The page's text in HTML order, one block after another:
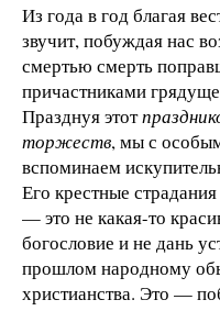
Из года в год благая
звучит, побуждая нас
смертью смерть
причастниками
Празднуя этот
торжеств, мы с
вспоминаем
Его крестные
— это не какая-то
богословие и не дань
прошлом народному
христианства. Это —